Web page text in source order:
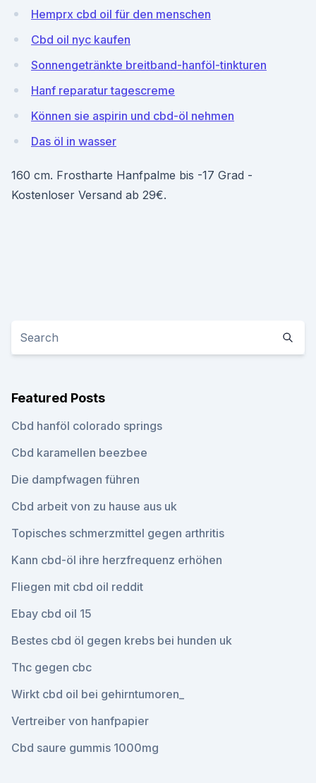
Hemprx cbd oil für den menschen
Cbd oil nyc kaufen
Sonnengetränkte breitband-hanföl-tinkturen
Hanf reparatur tagescreme
Können sie aspirin und cbd-öl nehmen
Das öl in wasser
160 cm. Frostharte Hanfpalme bis -17 Grad -
Kostenloser Versand ab 29€.
Featured Posts
Cbd hanföl colorado springs
Cbd karamellen beezbee
Die dampfwagen führen
Cbd arbeit von zu hause aus uk
Topisches schmerzmittel gegen arthritis
Kann cbd-öl ihre herzfrequenz erhöhen
Fliegen mit cbd oil reddit
Ebay cbd oil 15
Bestes cbd öl gegen krebs bei hunden uk
Thc gegen cbc
Wirkt cbd oil bei gehirntumoren_
Vertreiber von hanfpapier
Cbd saure gummis 1000mg